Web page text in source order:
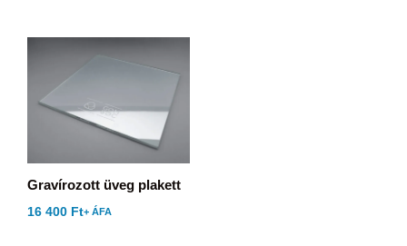
Gravírozott üveg plakett
16 400 Ft+ ÁFA